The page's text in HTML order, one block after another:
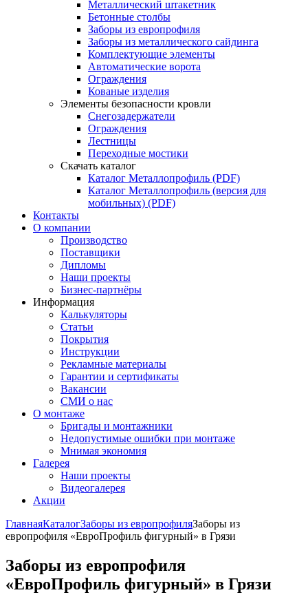
Металлический штакетник
Бетонные столбы
Заборы из европрофиля
Заборы из металлического сайдинга
Комплектующие элементы
Автоматические ворота
Ограждения
Кованые изделия
Элементы безопасности кровли
Снегозадержатели
Ограждения
Лестницы
Переходные мостики
Скачать каталог
Каталог Металлопрофиль (PDF)
Каталог Металлопрофиль (версия для
мобильных) (PDF)
Контакты
О компании
Производство
Поставщики
Дипломы
Наши проекты
Бизнес-партнёры
Информация
Калькуляторы
Статьи
Покрытия
Инструкции
Рекламные материалы
Гарантии и сертификаты
Вакансии
СМИ о нас
О монтаже
Бригады и монтажники
Недопустимые ошибки при монтаже
Мнимая экономия
Галерея
Наши проекты
Видеогалерея
Акции
ГлавнаяКаталогЗаборы из европрофиляЗаборы из
европрофиля «ЕвроПрофиль фигурный» в Грязи
Заборы из европрофиля
«ЕвроПрофиль фигурный» в Грязи